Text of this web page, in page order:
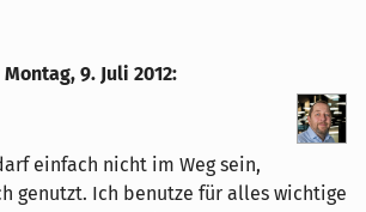
Montag, 9. Juli 2012:
einfach nicht im Weg sein,
genutzt. Ich benutze für alles wichtige